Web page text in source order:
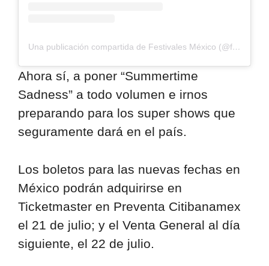
Una publicación compartida de Festivales México (@festivalesmexico)
Ahora sí, a poner “Summertime
Sadness” a todo volumen e irnos
preparando para los super shows que
seguramente dará en el país.
Los boletos para las nuevas fechas en
México podrán adquirirse en
Ticketmaster en Preventa Citibanamex
el 21 de julio; y el Venta General al día
siguiente, el 22 de julio.